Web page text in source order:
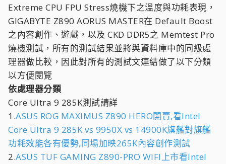
Extreme CPU FPU Stress燒機下之溫度與功耗表現，
GIGABYTE Z890 AORUS MASTER在 Default Boost
之內容創作、遊戲，以及 CKD DDR5之 Memtest Pro
燒機測試，所有的測試結果並將與資料庫中的同級處
理器做比較，因此對所有的測試文連結做了以下分類
以方便閱覽
依處理器分類
Core Ultra 9 285K測試請詳
1.ASUS ROG MAXIMUS Z890 HERO開賣,看Intel
Core Ultra 9 285K vs 9950X vs 14900K旗艦對旗艦
功耗效能各有優勢,同場加映265K內容創作測試
2.ASUS TUF GAMING Z890-PRO WIFI上市看Intel